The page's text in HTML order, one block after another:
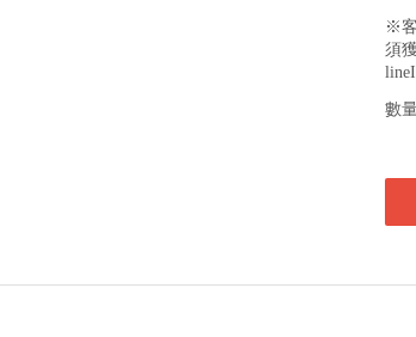
※
須
數